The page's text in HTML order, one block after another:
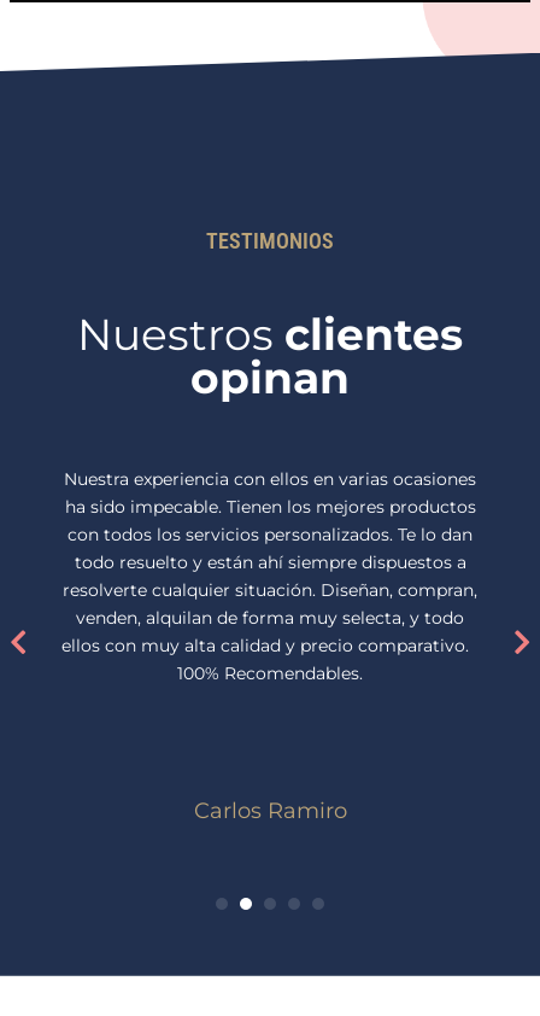
TESTIMONIOS
Nuestros clientes
opinan
Carlos Ramiro
Nuestra experiencia con ellos en varias ocasiones
ha sido impecable. Tienen los mejores productos
con todos los servicios personalizados. Te lo dan
todo resuelto y están ahí siempre dispuestos a
resolverte cualquier situación. Diseñan, compran,
venden, alquilan de forma muy selecta, y todo
ellos con muy alta calidad y precio comparativo.
100% Recomendables.